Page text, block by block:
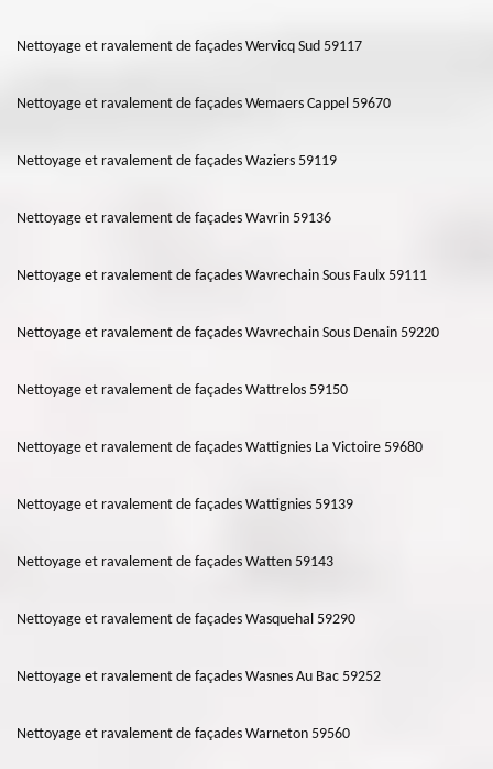
Nettoyage et ravalement de façades Wervicq Sud 59117
Nettoyage et ravalement de façades Wemaers Cappel 59670
Nettoyage et ravalement de façades Waziers 59119
Nettoyage et ravalement de façades Wavrin 59136
Nettoyage et ravalement de façades Wavrechain Sous Faulx 59111
Nettoyage et ravalement de façades Wavrechain Sous Denain 59220
Nettoyage et ravalement de façades Wattrelos 59150
Nettoyage et ravalement de façades Wattignies La Victoire 59680
Nettoyage et ravalement de façades Wattignies 59139
Nettoyage et ravalement de façades Watten 59143
Nettoyage et ravalement de façades Wasquehal 59290
Nettoyage et ravalement de façades Wasnes Au Bac 59252
Nettoyage et ravalement de façades Warneton 59560